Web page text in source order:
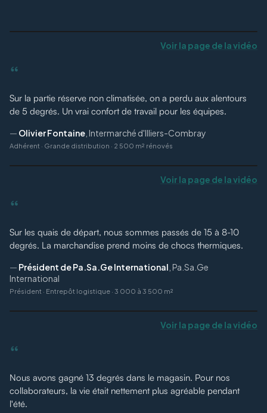
Voir la page de la vidéo
“
Sur la partie réserve non climatisée, on a perdu aux alentours
de 5 degrés. Un vrai confort de travail pour les équipes.
— Olivier Fontaine Intermarché d'Illiers-Combray
Adhérent · Grande distribution · 2 500 m² rénovés
Voir la page de la vidéo
“
Sur les quais de départ, nous sommes passés de 15 à 8-10
degrés. La marchandise prend moins de chocs thermiques.
— Président de Pa.Sa.Ge International Pa.Sa.Ge
International
Président · Entrepôt logistique · 3 000 à 3 500 m²
Voir la page de la vidéo
“
Nous avons gagné 13 degrés dans le magasin. Pour nos
collaborateurs, la vie était nettement plus agréable pendant
l'été.